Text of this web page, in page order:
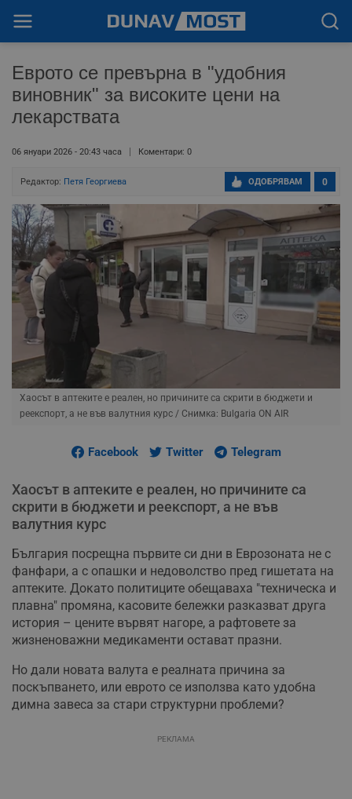
Еврото се превърна в "удобния
виновник" за високите цени на
лекарствата
06 януари 2026 - 20:43 часа Коментари: 0
Редактор: Петя Георгиева 0
ОДОБРЯВАМ
Хаосът в аптеките е реален, но причините са скрити в бюджети и
реекспорт, а не във валутния курс / Снимка: Bulgaria ON AIR
Facebook Twitter Telegram
Хаосът в аптеките е реален, но причините са
скрити в бюджети и реекспорт, а не във
валутния курс
България посрещна първите си дни в Еврозоната не с
фанфари, а с опашки и недоволство пред гишетата на
аптеките. Докато политиците обещаваха "техническа и
плавна" промяна, касовите бележки разказват друга
история – цените вървят нагоре, а рафтовете за
жизненоважни медикаменти остават празни.
Но дали новата валута е реалната причина за
поскъпването, или еврото се използва като удобна
димна завеса за стари структурни проблеми?
РЕКЛАМА